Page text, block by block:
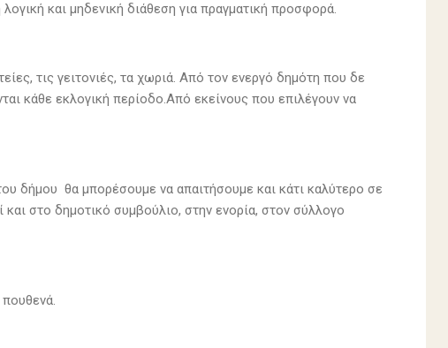
και μηδενική διάθεση για πραγματική προσφορά.
τις γειτονιές, τα χωριά. Από τον ενεργό δημότη που δε
κάθε εκλογική περίοδο.Από εκείνους που επιλέγουν να
δήμου θα μπορέσουμε να απαιτήσουμε και κάτι καλύτερο σε
στο δημοτικό συμβούλιο, στην ενορία, στον σύλλογο